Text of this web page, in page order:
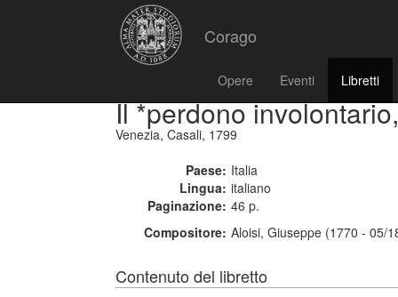
Corago
Opere Eventi Libretti
Il *perdono
Venezia, Casali, 1799
Paese: Italia
Lingua: italiano
Paginazione: 46 p.
Compositore: Aloisi, Giuseppe (1770 - 05/
Contenuto del libretto